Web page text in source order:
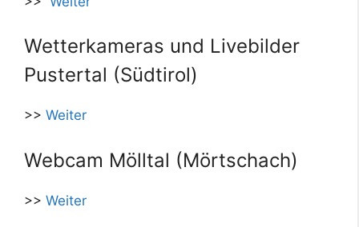
Wetterkameras und Livebilder
Pustertal (Südtirol)
>> Weiter
Webcam Mölltal (Mörtschach)
>> Weiter